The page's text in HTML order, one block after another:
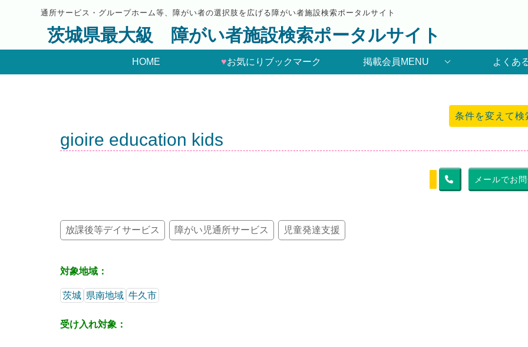
通所サービス・グループホーム等、障がい者の選択肢を広げる障がい者施設検索ポータルサイト
茨城県最大級 障がい者施設検索ポータルサイト
HOME ♥お気にりブックマーク 掲載会員MENU よくあ
条件を変えて検
gioire education kids
メールでお
放課後等デイサービス 障がい児通所サービス 児童発達支援
対象地域：
茨城 県南地域 牛久市
受け入れ対象：